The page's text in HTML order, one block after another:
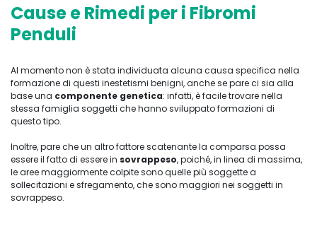
Cause e Rimedi per i Fibromi
Penduli
Al momento non è stata individuata alcuna causa specifica nella
formazione di questi inestetismi benigni, anche se pare ci sia alla
base una componente genetica: infatti, è facile trovare nella
stessa famiglia soggetti che hanno sviluppato formazioni di
questo tipo.
Inoltre, pare che un altro fattore scatenante la comparsa possa
essere il fatto di essere in sovrappeso, poiché, in linea di massima,
le aree maggiormente colpite sono quelle più soggette a
sollecitazioni e sfregamento, che sono maggiori nei soggetti in
sovrappeso.